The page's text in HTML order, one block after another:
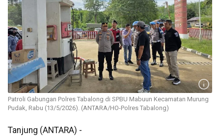
Patroli Gabungan Polres Tabalong di SPBU Mabuun Kecamatan Murung
Pudak, Rabu (13/5/2026). (ANTARA/HO-Polres Tabalong)
Tanjung (ANTARA) -